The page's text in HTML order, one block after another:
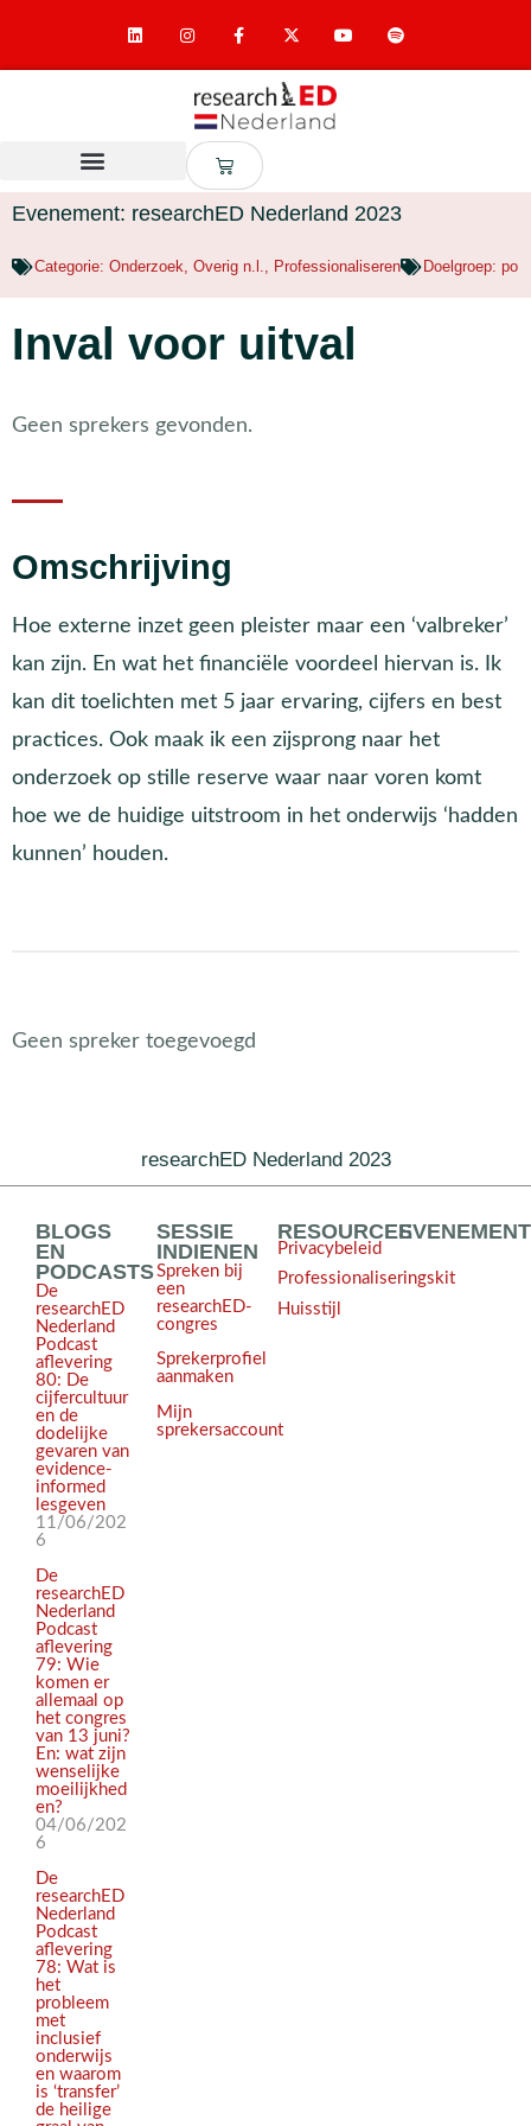
Evenement: researchED Nederland 2023
Categorie: Onderzoek Overig n.l. Professionaliseren Doelgroep: po
Inval voor uitval
Geen sprekers gevonden.
Omschrijving
Hoe externe inzet geen pleister maar een ‘valbreker’
kan zijn. En wat het financiële voordeel hiervan is. Ik
kan dit toelichten met 5 jaar ervaring, cijfers en best
practices. Ook maak ik een zijsprong naar het
onderzoek op stille reserve waar naar voren komt
hoe we de huidige uitstroom in het onderwijs ‘hadden
kunnen’ houden.
Geen spreker toegevoegd
researchED Nederland 2023
BLOGS
EN
PODCASTS
De
researchED
Nederland
Podcast
aflevering
80: De
cijfercultuur
en de
dodelijke
gevaren van
evidence-
informed
lesgeven
11/06/202
6
De
researchED
Nederland
Podcast
aflevering
79: Wie
komen er
allemaal op
het congres
van 13 juni?
En: wat zijn
wenselijke
moeilijkhed
en?
04/06/202
6
De
researchED
Nederland
Podcast
aflevering
78: Wat is
het
probleem
met
inclusief
onderwijs
en waarom
is ‘transfer’
de heilige
SESSIE
INDIENEN
Spreken bij
een
researchED-
congres
Sprekerprofiel
aanmaken
Mijn
sprekersaccount
RESOURCES
Privacybeleid
Professionaliseringskit
Huisstijl